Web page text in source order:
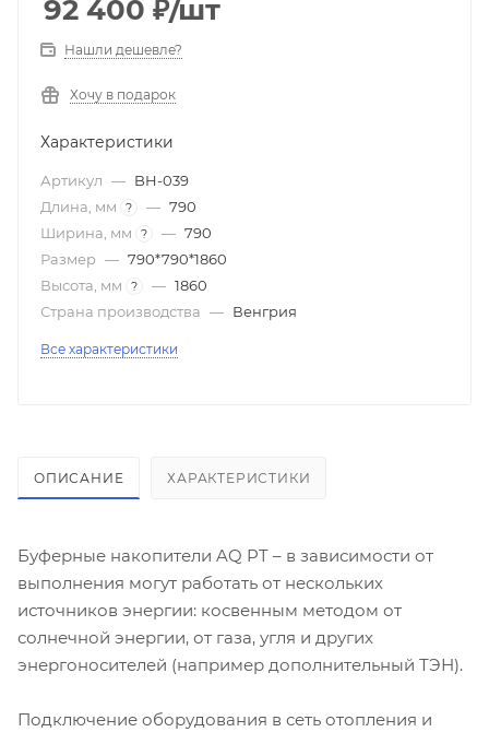
92 400 ₽/шт
Нашли дешевле?
Хочу в подарок
Характеристики
Артикул — BH-039
Длина, мм
? — 790
Ширина, мм
? — 790
Размер — 790*790*1860
Высота, мм
? — 1860
Страна производства — Венгрия
Все характеристики
ОПИСАНИЕ ХАРАКТЕРИСТИКИ
Буферные накопители AQ PT – в зависимости от
выполнения могут работать от нескольких
источников энергии: косвенным методом от
солнечной энергии, от газа, угля и других
энергоносителей (например дополнительный ТЭН).
Подключение оборудования в сеть отопления и